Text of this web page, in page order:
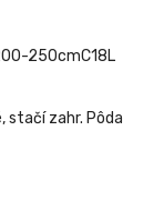
250cmC18L
stačí zahr. Pôda